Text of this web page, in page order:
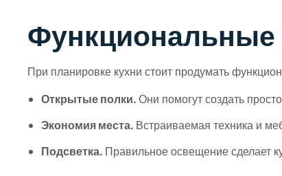
Функциональные
При планировке кухни стоит продумать
Открытые полки.Они помогут создать
Экономия места. Встраиваемая техника и
Подсветка. Правильное освещение сделает